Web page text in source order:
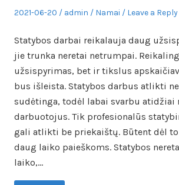
Posted
2021-06-20 Author
admin
Posted
Namai Leave a Reply
Statybos darbai reikalauja daug
jie trunka neretai netrumpai.
užsispyrimas, bet ir tikslus
bus išleista. Statybos darbus atlikti
sudėtinga, todėl labai svarbu atidžiai
darbuotojus. Tik profesionalūs
gali atlikti be priekaištų. Būtent dėl
daug laiko paieškoms. Statybos
laiko,…